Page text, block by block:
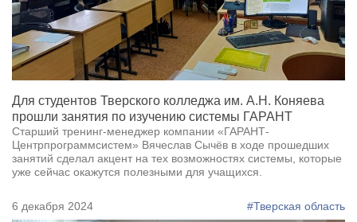
Для студентов Тверского колледжа им. А.Н. Коняева
прошли занятия по изучению системы ГАРАНТ
Старший тренинг-менеджер компании «ГАРАНТ-
Центрпрограммсистем» Вячеслав Сычёв в ходе прошедших
занятий сделал акцент на тех возможностях системы, которые
уже сейчас окажутся полезными для учащихся.
6 декабря 2024 #Тверская область